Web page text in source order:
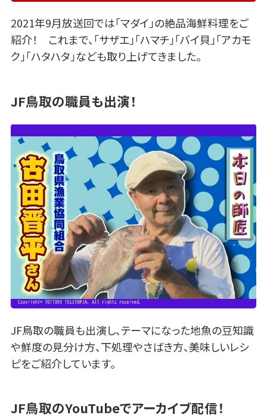
2021年9月放送回では「マダイ」の絶品海鮮料理をご
紹介！ これまで、「サザエ」「ハマチ」「バイ貝」「アカモ
ク」「ハタハタ」なども取り上げてきました。
JF鳥取の職員も出演！
JF鳥取の職員も出演し、テーマになった地魚の豆知識
や鮮度の見分け方、下処理やさばき方、美味しいレシ
ピをご紹介しています。
JF鳥取のYouTubeでアーカイブ配信！